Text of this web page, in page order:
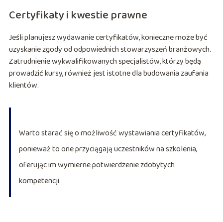
Certyfikaty i kwestie prawne
Jeśli planujesz wydawanie certyfikatów, konieczne może być
uzyskanie zgody od odpowiednich stowarzyszeń branżowych.
Zatrudnienie wykwalifikowanych specjalistów, którzy będą
prowadzić kursy, również jest istotne dla budowania zaufania
klientów.
Warto starać się o możliwość wystawiania certyfikatów,
ponieważ to one przyciągają uczestników na szkolenia,
oferując im wymierne potwierdzenie zdobytych
kompetencji.